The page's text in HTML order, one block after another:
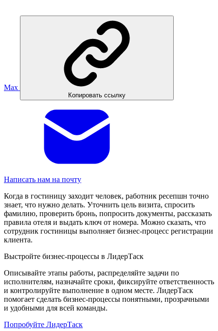
Max
Копировать ссылку
Написать нам на почту
Когда в гостиницу заходит человек, работник ресепшн точно
знает, что нужно делать. Уточнить цель визита, спросить
фамилию, проверить бронь, попросить документы, рассказать
правила отеля и выдать ключ от номера. Можно сказать, что
сотрудник гостиницы выполняет бизнес-процесс регистрации
клиента.
Выстройте бизнес-процессы в ЛидерТаск
Описывайте этапы работы, распределяйте задачи по
исполнителям, назначайте сроки, фиксируйте ответственность
и контролируйте выполнение в одном месте. ЛидерТаск
помогает сделать бизнес-процессы понятными, прозрачными
и удобными для всей команды.
Попробуйте ЛидерТаск